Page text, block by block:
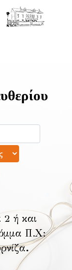
2 ή και
Π.Χ:
.